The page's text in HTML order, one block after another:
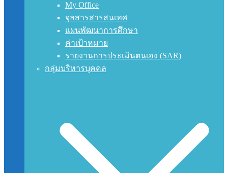
My Office
จุลสารสารสนเทศ
แผนพัฒนาการศึกษา
ค่าเป้าหมาย
รายงานการประเมินตนเอง (SAR)
กลุ่มบริหารบุคคล